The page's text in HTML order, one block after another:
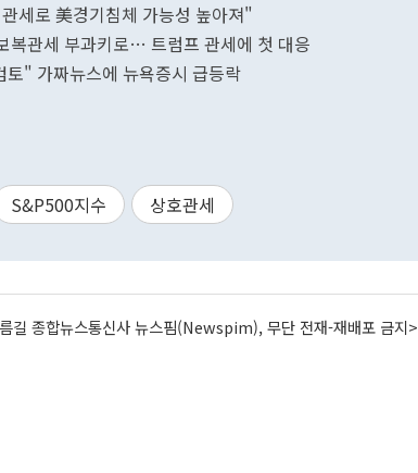
세로 美경기침체 가능성 높아져"
복관세 부과키로… 트럼프 관세에 첫 대응
" 가짜뉴스에 뉴욕증시 급등락
S&P500지수 상호관세
길 종합뉴스통신사 뉴스핌(Newspim), 무단 전재-재배포 금지>